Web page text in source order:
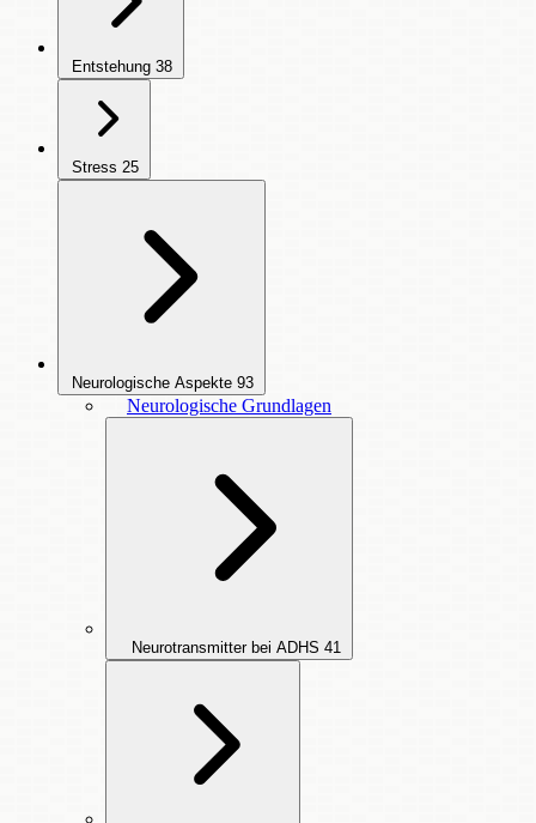
Entstehung 38
Stress 25
Neurologische Aspekte 93
Neurologische Grundlagen
Neurotransmitter bei ADHS 41